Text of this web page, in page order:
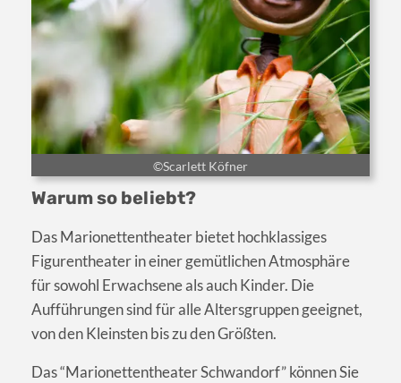
©Scarlett Köfner
Warum so beliebt?
Das Marionettentheater bietet hochklassiges
Figurentheater in einer gemütlichen Atmosphäre
für sowohl Erwachsene als auch Kinder. Die
Aufführungen sind für alle Altersgruppen geeignet,
von den Kleinsten bis zu den Größten.
Das “Marionettentheater Schwandorf” können Sie